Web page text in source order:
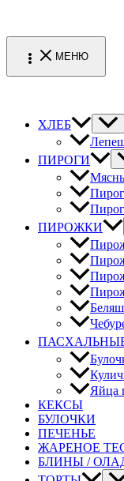
МЕНЮ
ХЛЕБ
ПИРОГИ
ПИРОЖКИ
Яйца
КЕКСЫ
БУЛОЧКИ
ПЕЧЕНЬЕ
ЖАРЕНОЕ
БЛИНЫ /